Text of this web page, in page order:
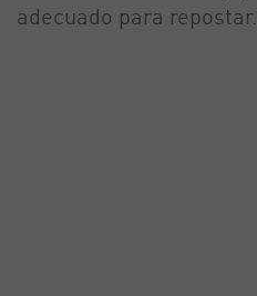
adecuado para repostar.